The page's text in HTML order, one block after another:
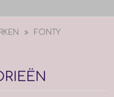
FONTY